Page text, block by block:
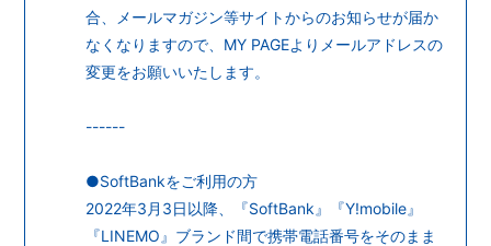
合、メールマガジン等サイトからのお知らせが届か
なくなりますので、MY PAGEよりメールアドレスの
変更をお願いいたします。
------
●SoftBankをご利用の方
2022年3月3日以降、『SoftBank』『Y!mobile』
『LINEMO』ブランド間で携帯電話番号をそのまま